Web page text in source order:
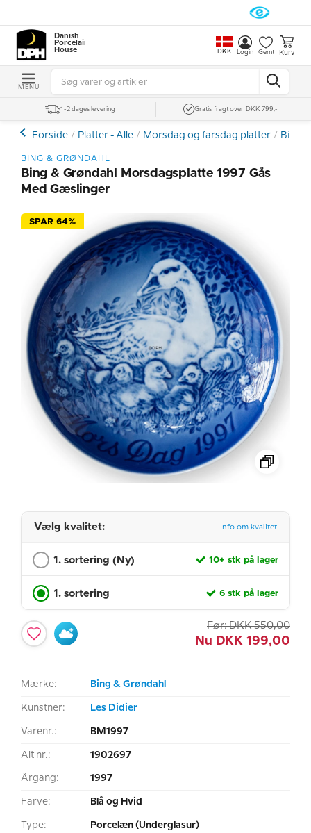
Danish
Porcelain
House
DKK Login Gemt Kurv
MENU
1-2 dages levering Gratis fragt over DKK 799,-
Forside Platter - Alle Morsdag og farsdag platter Bing
BING & GRØNDAHL
Bing & Grøndahl Morsdagsplatte 1997 Gås
Med Gæslinger
SPAR 64%
Vælg kvalitet: Info om kvalitet
1. sortering (Ny) 10+ stk på lager
1. sortering 6 stk på lager
Før: DKK 550,00
Nu DKK 199,00
Mærke: Bing & Grøndahl
Kunstner: Les Didier
Varenr.: BM1997
Alt nr.: 1902697
Årgang: 1997
Farve: Blå og Hvid
Type: Porcelæn (Underglasur)